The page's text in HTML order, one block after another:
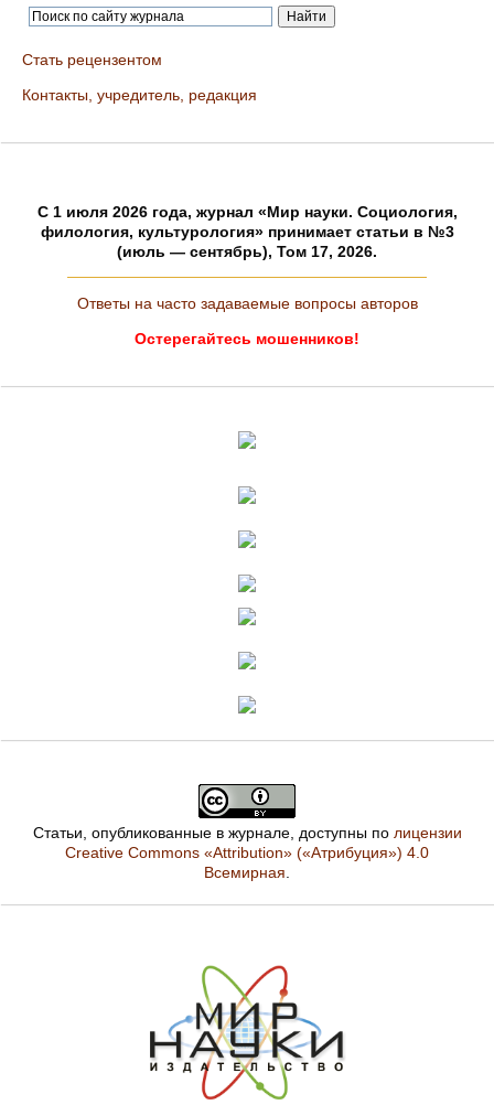
Стать рецензентом
Контакты, учредитель, редакция
C 1 июля 2026 года, журнал «Мир науки. Социология,
филология, культурология» принимает статьи в №3
(июль — сентябрь), Том 17, 2026.
Ответы на часто задаваемые вопросы авторов
Остерегайтесь мошенников!
Статьи, опубликованные в журнале, доступны по лицензии
Creative Commons «Attribution» («Атрибуция») 4.0
Всемирная